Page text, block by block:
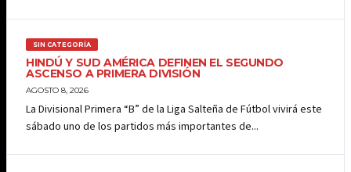
SIN CATEGORÍA
HINDÚ Y SUD AMÉRICA DEFINEN EL SEGUNDO
ASCENSO A PRIMERA DIVISIÓN
AGOSTO 8, 2026
La Divisional Primera “B” de la Liga Salteña de Fútbol vivirá este
sábado uno de los partidos más importantes de...